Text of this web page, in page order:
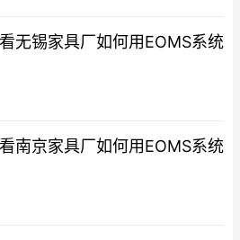
无锡家具厂如何用EOMS系统
南京家具厂如何用EOMS系统